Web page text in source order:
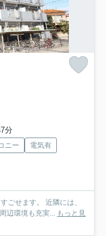
分
ニー
電気有
ごせます。 近隣には、
辺環境も充実... もっと見